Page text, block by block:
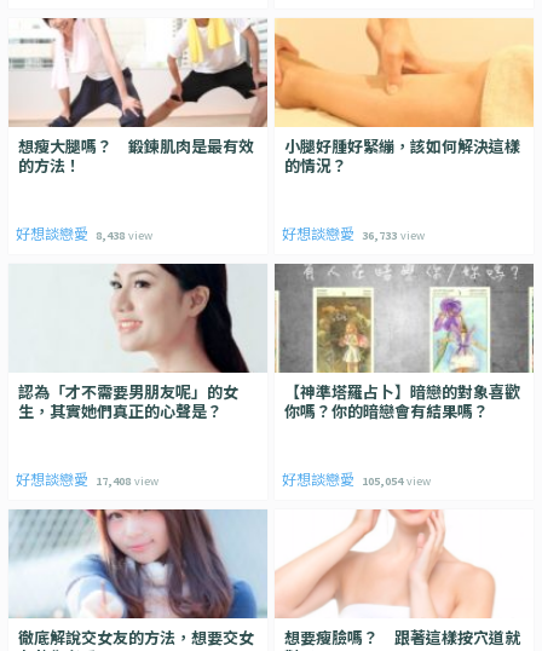
想瘦大腿嗎？ 鍛鍊肌肉是最有效
的方法！
好想談戀愛 8,438 view
小腿好腫好緊繃，該如何解決這樣
的情況？
好想談戀愛 36,733 view
認為「才不需要男朋友呢」的女
生，其實她們真正的心聲是？
好想談戀愛 17,408 view
【神準塔羅占卜】暗戀的對象喜歡
你嗎？你的暗戀會有結果嗎？
好想談戀愛 105,054 view
徹底解說交女友的方法，想要交女
想要瘦臉嗎？ 跟著這樣按穴道就